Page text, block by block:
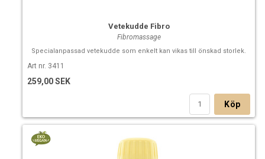
Vetekudde Fibro
Fibromassage
Specialanpassad vetekudde som enkelt kan vikas till önskad storlek.
Art nr. 3411
259,00 SEK
Köp